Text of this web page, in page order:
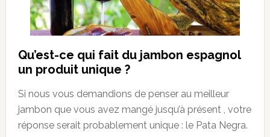
Qu’est-ce qui fait du jambon espagnol
un produit unique ?
Si nous vous demandions de penser au meilleur
jambon que vous avez mangé jusqu’à présent , votre
réponse serait probablement unique : le Pata Negra.